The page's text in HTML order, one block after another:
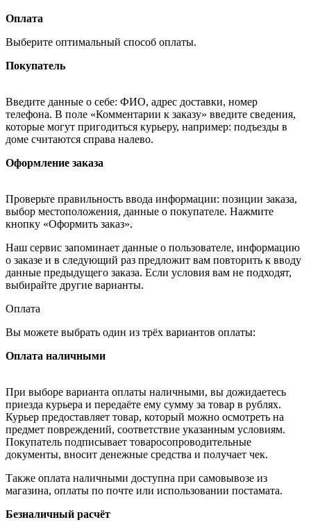
Оплата
Выберите оптимальный способ оплаты.
Покупатель
Введите данные о себе: ФИО, адрес доставки, номер
телефона. В поле «Комментарии к заказу» введите сведения,
которые могут пригодиться курьеру, например: подъезды в
доме считаются справа налево.
Оформление заказа
Проверьте правильность ввода информации: позиции заказа,
выбор местоположения, данные о покупателе. Нажмите
кнопку «Оформить заказ».
Наш сервис запоминает данные о пользователе, информацию
о заказе и в следующий раз предложит вам повторить к вводу
данные предыдущего заказа. Если условия вам не подходят,
выбирайте другие варианты.
Оплата
Вы можете выбрать один из трёх вариантов оплаты:
Оплата наличными
При выборе варианта оплаты наличными, вы дожидаетесь
приезда курьера и передаёте ему сумму за товар в рублях.
Курьер предоставляет товар, который можно осмотреть на
предмет повреждений, соответствие указанным условиям.
Покупатель подписывает товаросопроводительные
документы, вносит денежные средства и получает чек.
Также оплата наличными доступна при самовывозе из
магазина, оплаты по почте или использовании постамата.
Безналичный расчёт